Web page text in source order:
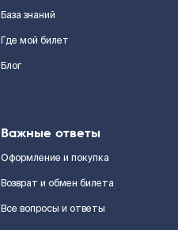
База знаний
Где мой билет
Блог
Важные ответы
Оформление и покупка
Возврат и обмен билета
Все вопросы и ответы